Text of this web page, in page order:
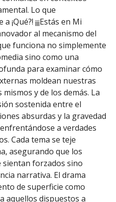
Lo que
¡¡¡Estás en Mi
al mecanismo del
funciona no simplemente
sino como una
para examinar cómo
moldean nuestras
y de los demás. La
sostenida entre el
absurdas y la gravedad
a verdades
Cada tema se teje
asegurando que los
sientan forzados sino
narrativa. El drama
de superficie como
aquellos dispuestos a